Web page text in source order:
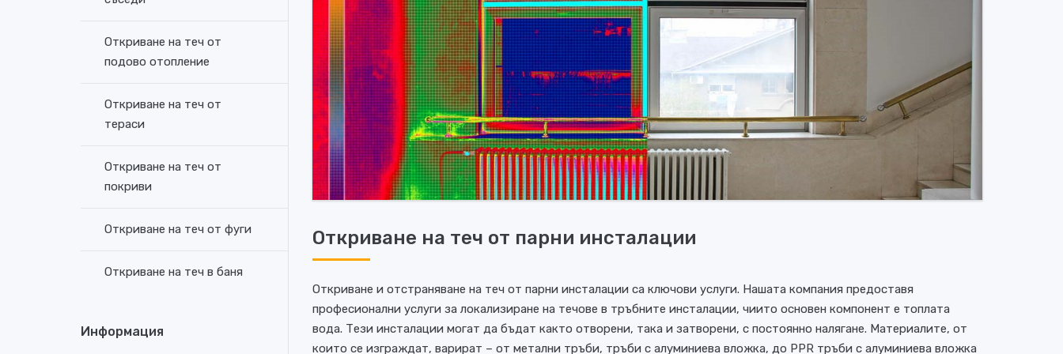
Откриване на теч от
подово отопление
Откриване на теч от
тераси
Откриване на теч от
покриви
Откриване на теч от фуги
Откриване на теч в баня
Информация
Откриване на теч от парни инсталации
Откриване и отстраняване на теч от парни инсталации са ключови услуги. Нашата компания предоставя
професионални услуги за локализиране на течове в тръбните инсталации, чиито основен компонент е топлата
вода. Тези инсталации могат да бъдат както отворени, така и затворени, с постоянно налягане. Материалите, от
които се изграждат, варират – от метални тръби, тръби с алуминиева вложка, до PPR тръби с алуминиева вложка